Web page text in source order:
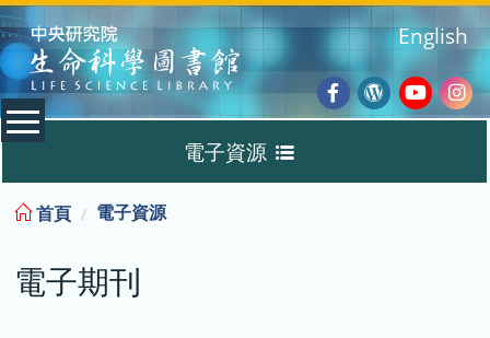
:::
Facebook
Wordpress
English
電子資源
首頁 電子資源
電子期刊